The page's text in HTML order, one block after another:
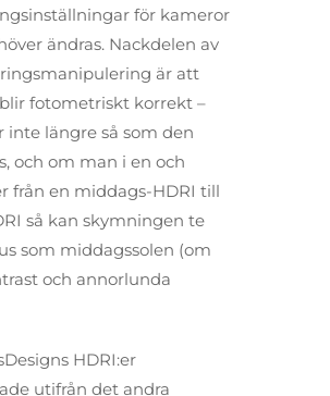
för kameror
ändras. Nackdelen av
är att
fotometriskt korrekt –
inte längre så som den
och om man i en och
från en middags-HDRI till
så kan skymningen te
som middagssolen (om
och annorlunda
HDRI:er
utifrån det andra